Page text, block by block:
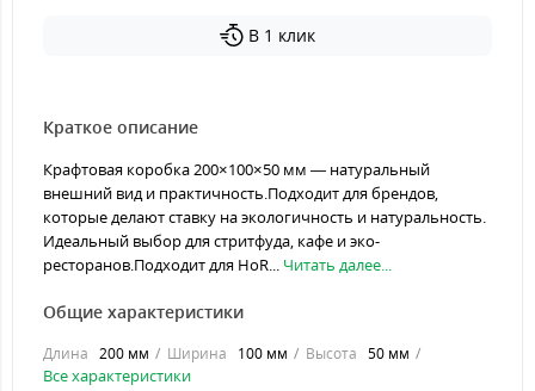
В 1 клик
Краткое описание
Крафтовая коробка 200×100×50 мм — натуральный
внешний вид и практичность.Подходит для брендов,
которые делают ставку на экологичность и натуральность.
Идеальный выбор для стритфуда, кафе и эко-
ресторанов.Подходит для HoR... Читать далее...
Общие характеристики
Длина 200 мм Ширина 100 мм Высота 50 мм
Все характеристики